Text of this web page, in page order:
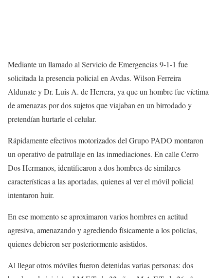
Mediante un llamado al Servicio de Emergencias 9-1-1 fue
solicitada la presencia policial en Avdas. Wilson Ferreira
Aldunatey Dr. Luis A. deHerrera, ya queun hombre fuevíctima
de amenazas por dos sujetos que viajaban en un birrodadoy
pretendían hurtarle el celular.
Rápidamente efectivos motorizados del GrupoPADO montaron
un operativo de patrullaje en las inmediaciones. En calle Cerro
Dos Hermanos, identificaron a dos hombres de similares
características a las aportadas, quienes al ver el móvil policial
intentaron huir.
En ese momento se aproximaron varios hombres en actitud
agresiva, amenazando y agrediendo físicamente a los policías,
quienes debieron ser posteriormente asistidos.
Al llegar otros móviles fueron detenidas varias personas: dos